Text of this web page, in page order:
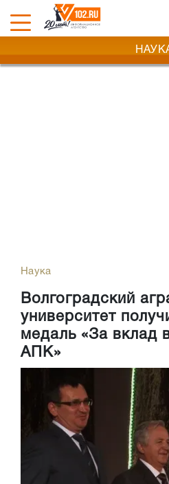
Наука
Волгоградский
университет
медаль «За вклад
АПК»